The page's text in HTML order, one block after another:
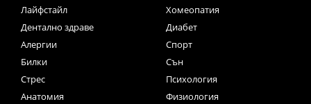
Лайфстайл
Хомеопатия
Дентално здраве
Диабет
Алергии
Спорт
Билки
Сън
Стрес
Психология
Анатомия
Физиология